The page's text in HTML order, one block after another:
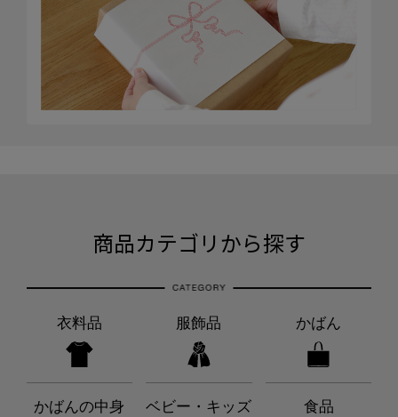
商品カテゴリから探す
衣料品 服飾品 かばん
かばんの中身 ベビー・キッズ 食品